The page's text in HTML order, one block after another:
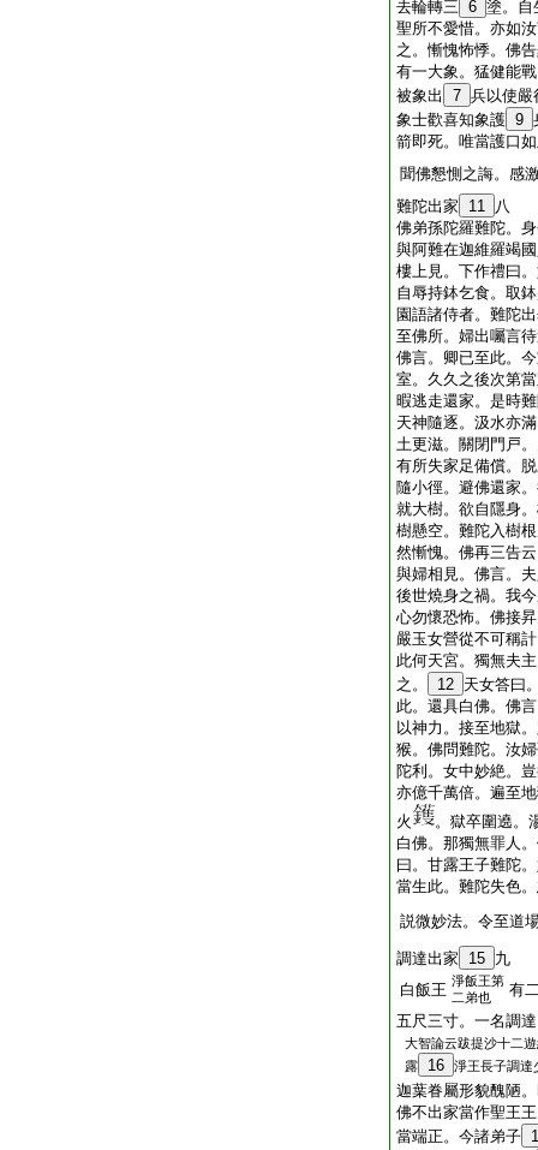
去輪轉三 6 塗。自
聖所不愛惜。亦如
之。慚愧怖悸。佛
有一大象。猛健能
被象出
7 兵以使嚴
象士歡喜知象護 9
箭即死。唯當護口
聞佛懇惻之誨。感
難陀出家
11 八
佛弟孫陀羅難陀。
與阿難在迦維羅竭
樓上見。下作禮曰
自辱持鉢乞食。取
園語諸侍者。難陀
至佛所。婦出囑言
佛言。卿已至此。
室。久久之後次第
暇逃走還家。是時
天神隨逐。汲水亦
土更滋。關閉門戸
有所失家足備償。
隨小徑。避佛還家
就大樹。欲自隱身
樹懸空。難陀入樹
然慚愧。佛再三告
與婦相見。佛言。
後世燒身之禍。我
心勿懷恐怖。佛接
嚴玉女營從不可稱
此何天宮。獨無夫
之。
12 天女答曰
此。還具白佛。佛
以神力。接至地獄
猴。佛問難陀。汝
陀利。女中妙絶。
亦億千萬倍。遍至
火
。獄卒圍遶。
白佛。那獨無罪人
曰。甘露王子難陀
當生此。難陀失色
説微妙法。令至道
調達出家 15 九
白飯王 淨飯王第
二弟也
有
五尺三寸。一名調
大智論云跋提沙十二
露
16 淨王長子調達
迦葉眷屬形貌醜陋
佛不出家當作聖王
當端正。今諸弟子